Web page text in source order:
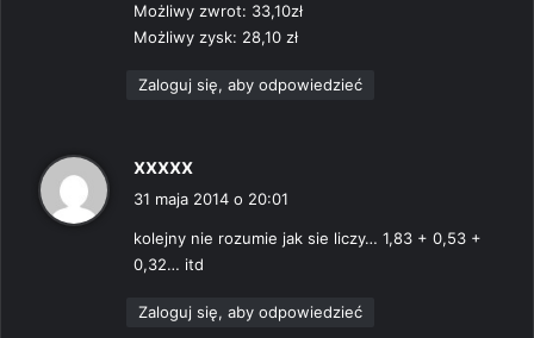
Możliwy zwrot: 33,10zł
Możliwy zysk: 28,10 zł
Zaloguj się, aby odpowiedzieć
xxxxx
i
z
e
31 maja 2014 o 20:01
kolejny nie rozumie jak sie liczy… 1,83 + 0,53 +
0,32… itd
Zaloguj się, aby odpowiedzieć